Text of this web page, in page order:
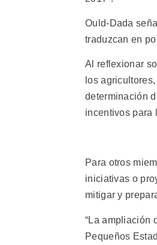
Ould-Dada
traduzcan en
Al reflexionar
los
determinación
incentivos para
Para otros
iniciativas o
mitigar y
“La ampliación
Pequeños